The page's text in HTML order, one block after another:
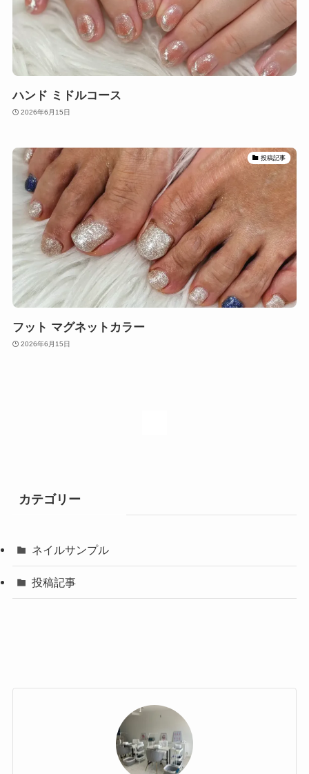
ハンド ミドルコース
2026年6月15日
投稿記事
フット マグネットカラー
2026年6月15日
カテゴリー
ネイルサンプル
投稿記事